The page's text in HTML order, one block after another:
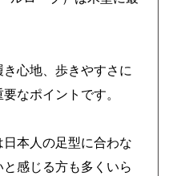
心地、歩きやすさに
なポイントです。
本人の足型に合わな
感じる方も多くいら